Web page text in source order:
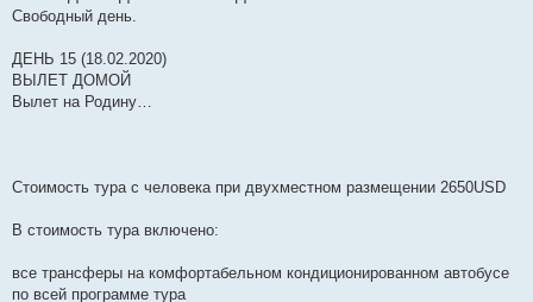
Свободный день.
ДЕНЬ 15 (18.02.2020)
ВЫЛЕТ ДОМОЙ
Вылет на Родину…
Стоимость тура с человека при двухместном размещении 2650USD
В стоимость тура включено:
все трансферы на комфортабельном кондиционированном автобусе
по всей программе тура